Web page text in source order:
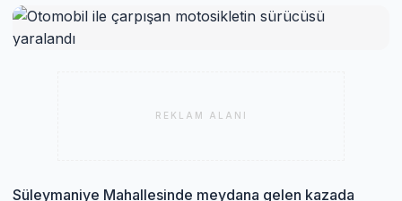
REKLAM ALANI
Süleymaniye Mahallesinde meydana gelen kazada